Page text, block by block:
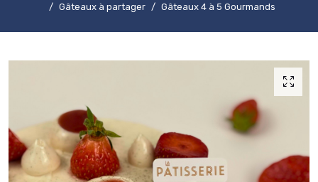
Gâteaux à partager
Gâteaux 4 à 5 Gourmands